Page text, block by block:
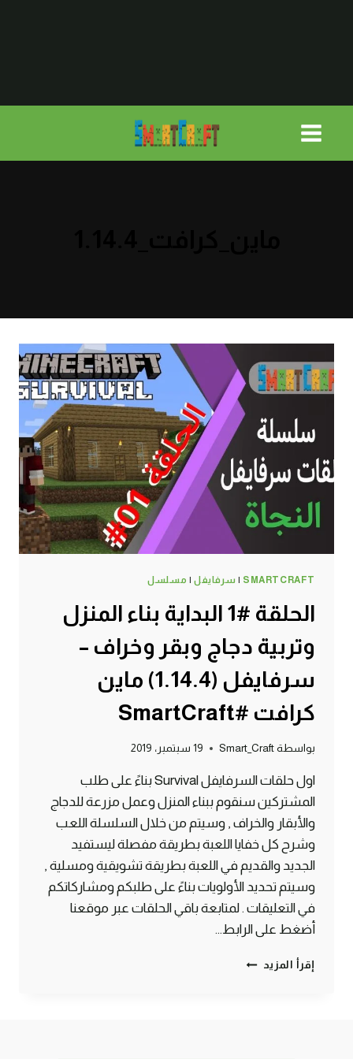
SMARTCRAFT
| سرفايفل| مسلسل
الحلقة #1 البداية بناء المنزل
وتربية دجاج وبقر وخراف –
سرفايفل (1.14.4) ماين
كرافت #SmartCraft
بواسطة Smart_Craft 19 سبتمبر، 2019
اول حلقات السرفايفل Survival بناءً على طلب
المشتركين سنقوم ببناء المنزل وعمل مزرعة للدجاج
والأبقار والخراف , وسيتم من خلال السلسلة اللعب
وشرح كل خفايا اللعبة بطريقة مفصلة ليستفيد
الجديد والقديم في اللعبة بطريقة تشويقية ومسلية ,
وسيتم تحديد الأولويات بناءً على طلبكم ومشاركاتكم
في التعليقات . لمتابعة باقي الحلقات عبر موقعنا
أضغط على الرابط…
إقرأ المزيد الحلقة